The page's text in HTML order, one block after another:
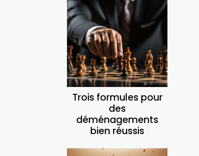
Trois formules pour
des
déménagements
bien réussis